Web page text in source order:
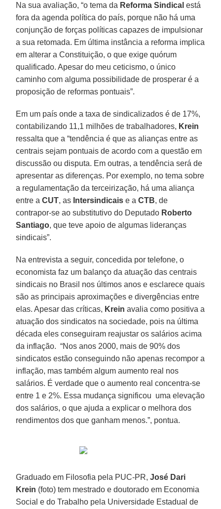
Na sua avaliação, “o tema da Reforma Sindical está
fora da agenda política do país, porque não há uma
conjunção de forças políticas capazes de impulsionar
a sua retomada. Em última instância a reforma implica
em alterar a Constituição, o que exige quórum
qualificado. Apesar do meu ceticismo, o único
caminho com alguma possibilidade de prosperar é a
proposição de reformas pontuais”.
Em um país onde a taxa de sindicalizados é de 17%,
contabilizando 11,1 milhões de trabalhadores, Krein
ressalta que a “tendência é que as alianças entre as
centrais sejam pontuais de acordo com a questão em
discussão ou disputa. Em outras, a tendência será de
apresentar as diferenças. Por exemplo, no tema sobre
a regulamentação da terceirização, há uma aliança
entre aCUT, as Intersindicaise aCTB, de
contrapor-se ao substitutivo do Deputado Roberto
Santiago, que teve apoio de algumas lideranças
sindicais”.
Na entrevista a seguir, concedida por telefone, o
economista faz um balanço da atuação das centrais
sindicais no Brasil nos últimos anos e esclarece quais
são as principais aproximações e divergências entre
elas. Apesar das críticas, Kreinavalia como positiva a
atuação dos sindicatos na sociedade, pois na última
década eles conseguiram reajustar os salários acima
da inflação. “Nos anos 2000, mais de 90% dos
sindicatos estão conseguindo não apenas recompor a
inflação, mas também algum aumento real nos
salários. É verdade que o aumento real concentra-se
entre 1 e 2%. Essa mudança significou uma elevação
dos salários, o que ajuda a explicar o melhora dos
rendimentos dos que ganham menos.”, pontua.
Graduado em Filosofia pela PUC-PR,José Dari
Krein (foto) tem mestrado e doutorado em Economia
Social e do Trabalho pela Universidade Estadual de